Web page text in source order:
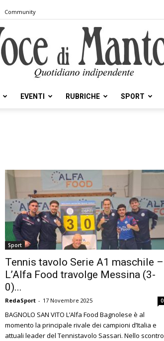
Community
Di
EVENTI RUBRICHE SPORT
Sport
Tennis tavolo Serie A1 maschile –
L’Alfa Food travolge Messina (3-
0)...
RedaSport - 17 Novembre 2025 0
BAGNOLO SAN VITO L’Alfa Food Bagnolese è al
momento la principale rivale dei campioni d’Italia e
attuali leader del Tennistavolo Sassari. Nello scontro